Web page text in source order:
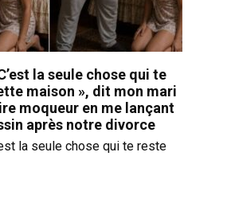
la seule chose qui te
maison », dit mon mari
moqueur en me lançant
après notre divorce
la seule chose qui te reste